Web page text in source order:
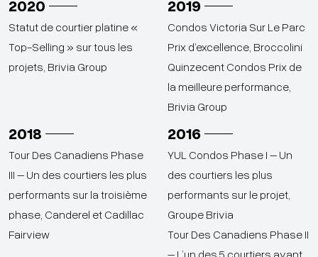
2020
Statut de courtier platine «
Top-Selling » sur tous les
projets, Brivia Group
2019
Condos Victoria Sur Le Parc
Prix d’excellence, Broccolini
Quinzecent Condos Prix de
la meilleure performance,
Brivia Group
2018
Tour Des Canadiens Phase
III – Un des courtiers les plus
performants sur la troisième
phase, Canderel et Cadillac
Fairview
2016
YUL Condos Phase I – Un
des courtiers les plus
performants sur le projet,
Groupe Brivia
Tour Des Canadiens Phase II
– L’un des 5 courtiers ayant